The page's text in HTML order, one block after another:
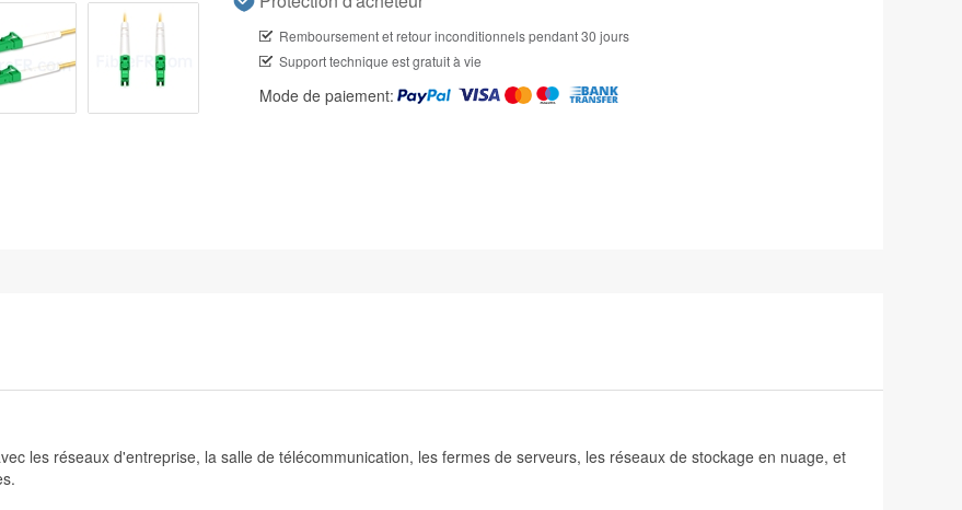
Remboursement et retour inconditionnels pendant 30 jours
Support technique est gratuit à vie
Mode de paiement:
les réseaux d'entreprise, la salle de télécommunication, les fermes de serveurs, les réseaux de stockage en nuage, et